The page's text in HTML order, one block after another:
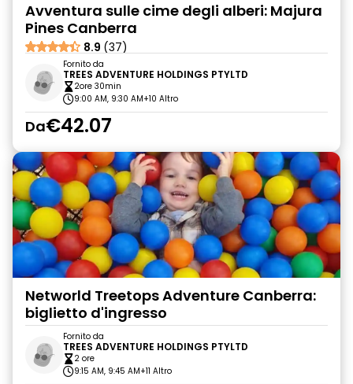
Avventura sulle cime degli alberi: Majura
Pines Canberra
8.9 (37)
Fornito da
TREES ADVENTURE HOLDINGS PTYLTD
2ore 30min
9:00 AM, 9:30 AM+10 Altro
Da€42.07
Networld Treetops Adventure Canberra:
biglietto d'ingresso
Fornito da
TREES ADVENTURE HOLDINGS PTYLTD
2 ore
9:15 AM, 9:45 AM+11 Altro